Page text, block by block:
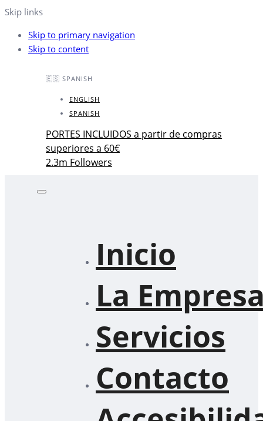
Skip links
Skip to primary navigation
Skip to content
🇪🇸 SPANISH
ENGLISH
SPANISH
PORTES INCLUIDOS a partir de compras
superiores a 60€
2.3m Followers
Inicio
La
Servicios
Contacto